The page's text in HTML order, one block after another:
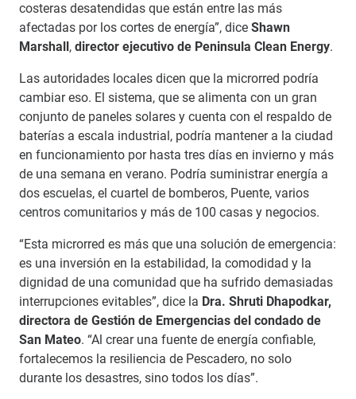
costeras desatendidas que están entre las más
afectadas por los cortes de energía”, diceShawn
Marshall,director ejecutivo de Peninsula Clean Energy.
Las autoridades locales dicen que la microrred podría
cambiar eso. El sistema, que se alimenta con un gran
conjunto de paneles solares y cuenta con el respaldo de
baterías a escala industrial, podría mantener a la ciudad
en funcionamiento por hasta tres días en invierno y más
de una semana en verano. Podría suministrar energía a
dos escuelas, el cuartel de bomberos, Puente, varios
centros comunitarios y más de 100 casas y negocios.
“Esta microrred es más que una solución de emergencia:
es una inversión en la estabilidad, la comodidad y la
dignidad de una comunidad que ha sufrido demasiadas
interrupciones evitables”, dice la Dra. Shruti Dhapodkar,
directora de Gestión de Emergencias del condado de
San Mateo. “Al crear una fuente de energía confiable,
fortalecemos la resiliencia de Pescadero, no solo
durante los desastres, sino todos los días”.